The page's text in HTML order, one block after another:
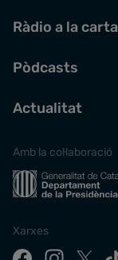
Ràdio a la carta
Pòdcasts
Actualitat
Amb la col·laboració
Xarxes